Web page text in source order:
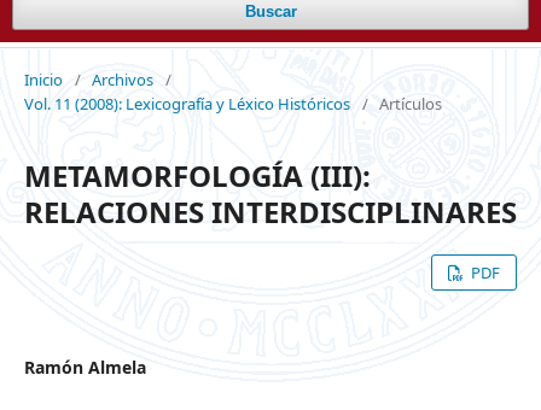
Buscar
Inicio / Archivos /
Vol. 11 (2008): Lexicografía y Léxico Históricos / Artículos
METAMORFOLOGÍA (III):
RELACIONES INTERDISCIPLINARES
PDF
Ramón Almela